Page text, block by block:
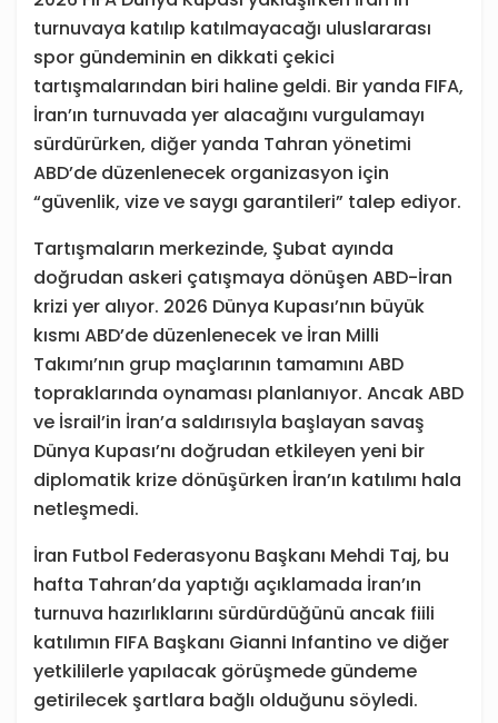
turnuvaya katılıp katılmayacağı uluslararası
spor gündeminin en dikkati çekici
tartışmalarından biri haline geldi. Bir yanda FIFA,
İran’ın turnuvada yer alacağını vurgulamayı
sürdürürken, diğer yanda Tahran yönetimi
ABD’de düzenlenecek organizasyon için
“güvenlik, vize ve saygı garantileri” talep ediyor.
Tartışmaların merkezinde, Şubat ayında
doğrudan askeri çatışmaya dönüşen ABD-İran
krizi yer alıyor. 2026 Dünya Kupası’nın büyük
kısmı ABD’de düzenlenecek ve İran Milli
Takımı’nın grup maçlarının tamamını ABD
topraklarında oynaması planlanıyor. Ancak ABD
ve İsrail’in İran’a saldırısıyla başlayan savaş
Dünya Kupası’nı doğrudan etkileyen yeni bir
diplomatik krize dönüşürken İran’ın katılımı hala
netleşmedi.
İran Futbol Federasyonu Başkanı Mehdi Taj, bu
hafta Tahran’da yaptığı açıklamada İran’ın
turnuva hazırlıklarını sürdürdüğünü ancak fiili
katılımın FIFA Başkanı Gianni Infantino ve diğer
yetkililerle yapılacak görüşmede gündeme
getirilecek şartlara bağlı olduğunu söyledi.